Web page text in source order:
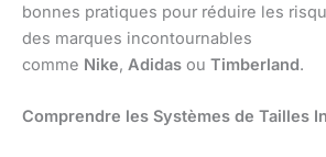
bonnes pratiques pour réduire les
des marques incontournables
comme Nike, Adidas ou Timberland.
Comprendre les Systèmes de Tailles